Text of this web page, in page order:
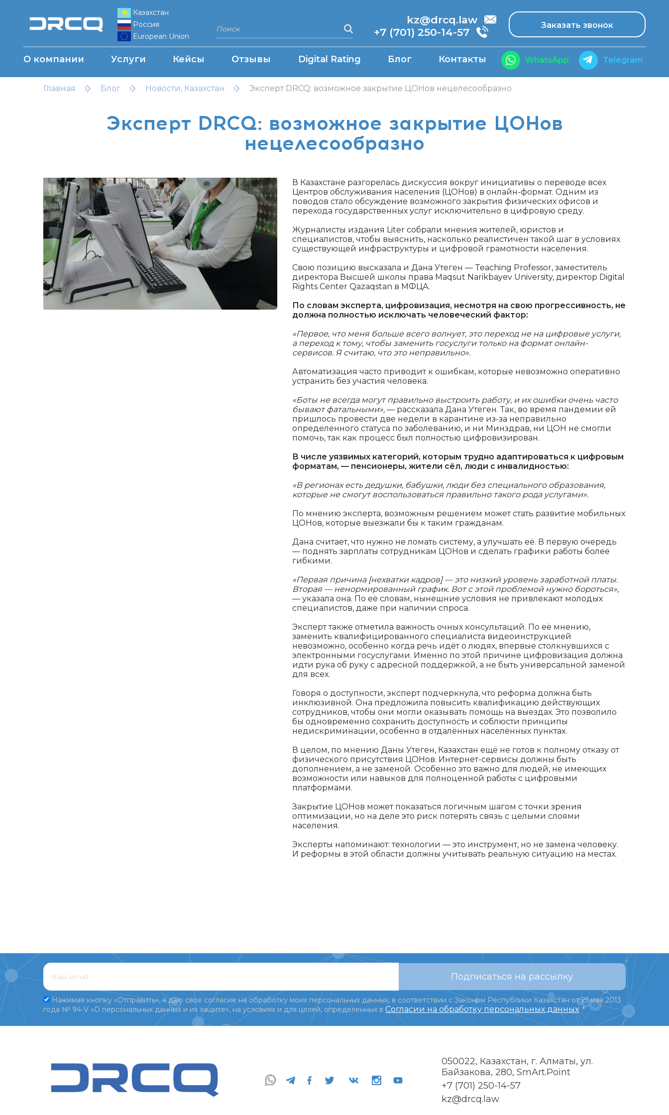
Казахстан
Россия
European Union
kz@drcq.law
+7 (701) 250-14-57
Заказать звонок
О компании Услуги Кейсы Отзывы Digital Rating Блог Контакты WhatsApp Telegram
Главная Блог Новости, Казахстан Эксперт DRCQ: возможное закрытие ЦОНов нецелесообразно
Эксперт DRCQ: возможное закрытие ЦОНов
нецелесообразно
В Казахстане разгорелась дискуссия вокруг инициативы о переводе всех
Центров обслуживания населения (ЦОНов) в онлайн-формат. Одним из
поводов стало обсуждение возможного закрытия физических офисов и
перехода государственных услуг исключительно в цифровую среду.
Журналисты издания Liter собрали мнения жителей, юристов и
специалистов, чтобы выяснить, насколько реалистичен такой шаг в условиях
существующей инфраструктуры и цифровой грамотности населения.
Свою позицию высказала и Дана Утеген — Teaching Professor, заместитель
директора Высшей школы права Maqsut Narikbayev University, директор Digital
Rights Center Qazaqstan в МФЦА.
По словам эксперта, цифровизация, несмотря на свою прогрессивность, не
должна полностью исключать человеческий фактор:
«Первое, что меня больше всего волнует, это переход не на цифровые услуги,
а переход к тому, чтобы заменить госуслуги только на формат онлайн-
сервисов. Я считаю, что это неправильно».
Автоматизация часто приводит к ошибкам, которые невозможно оперативно
устранить без участия человека.
«Боты не всегда могут правильно выстроить работу, и их ошибки очень часто
бывают фатальными», — рассказала Дана Утеген. Так, во время пандемии ей
пришлось провести две недели в карантине из-за неправильно
определенного статуса по заболеванию, и ни Минздрав, ни ЦОН не смогли
помочь, так как процесс был полностью цифровизирован.
В числе уязвимых категорий, которым трудно адаптироваться к цифровым
форматам, — пенсионеры, жители сёл, люди с инвалидностью:
«В регионах есть дедушки, бабушки, люди без специального образования,
которые не смогут воспользоваться правильно такого рода услугами».
По мнению эксперта, возможным решением может стать развитие мобильных
ЦОНов, которые выезжали бы к таким гражданам.
Дана считает, что нужно не ломать систему, а улучшать её. В первую очередь
— поднять зарплаты сотрудникам ЦОНов и сделать графики работы более
гибкими.
«Первая причина [нехватки кадров] — это низкий уровень заработной платы.
Вторая — ненормированный график. Вот с этой проблемой нужно бороться»,
— указала она. По её словам, нынешние условия не привлекают молодых
специалистов, даже при наличии спроса.
Эксперт также отметила важность очных консультаций. По её мнению,
заменить квалифицированного специалиста видеоинструкцией
невозможно, особенно когда речь идёт о людях, впервые столкнувшихся с
электронными госуслугами. Именно по этой причине цифровизация должна
идти рука об руку с адресной поддержкой, а не быть универсальной заменой
для всех.
Говоря о доступности, эксперт подчеркнула, что реформа должна быть
инклюзивной. Она предложила повысить квалификацию действующих
сотрудников, чтобы они могли оказывать помощь на выездах. Это позволило
бы одновременно сохранить доступность и соблюсти принципы
недискриминации, особенно в отдалённых населённых пунктах.
В целом, по мнению Даны Утеген, Казахстан ещё не готов к полному отказу от
физического присутствия ЦОНов. Интернет-сервисы должны быть
дополнением, а не заменой. Особенно это важно для людей, не имеющих
возможности или навыков для полноценной работы с цифровыми
платформами.
Закрытие ЦОНов может показаться логичным шагом с точки зрения
оптимизации, но на деле это риск потерять связь с целыми слоями
населения.
Эксперты напоминают: технологии — это инструмент, но не замена человеку.
И реформы в этой области должны учитывать реальную ситуацию на местах.
Подписаться на рассылку
Нажимая кнопку «Отправить», я даю свое согласие на обработку моих персональных данных, в соответствии с Законом Республики Казахстан от 21 мая 2013
года № 94-V «О персональных данных и их защите», на условиях и для целей, определенных в Согласии на обработку персональных данных. *
050022, Казахстан, г. Алматы, ул.
Байзакова, 280, SmArt.Point
+7 (701) 250-14-57
kz@drcq.law